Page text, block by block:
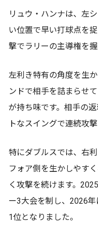
リュウ・ハンナは、左
い位置で早い打球点を
撃でラリーの主導権を握
左利き特有の角度を生
ンドで相手を詰まらせ
が持ち味です。相手の
トなスイングで連続攻撃
特にダブルスでは、右
フォア側を生かしやす
く攻撃を続けます。
ー3大会を制し、2026
1位となりました。